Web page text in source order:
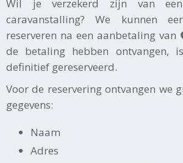
Wil je verzekerd zijn van
caravanstalling? We kunnen
reserveren na een aanbetaling van
de betaling hebben ontvangen,
definitief gereserveerd.
Voor de reservering ontvangen we
gegevens:
Naam
Adres